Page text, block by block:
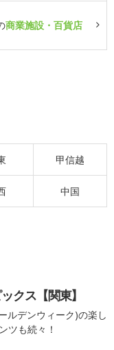
商業施設・百貨店
甲信越
中国
クス【関東】
ルデンウィーク)の楽し
ツも続々！